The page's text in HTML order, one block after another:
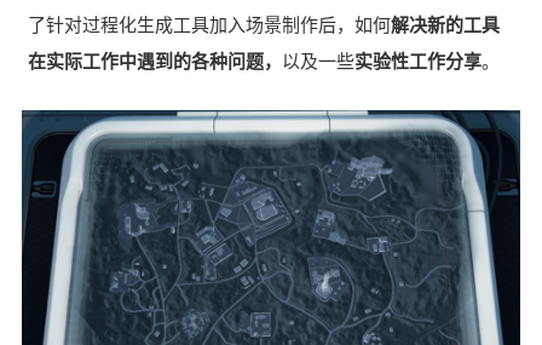
了针对过程化生成工具加入场景制作后，如何解决新的工具
在实际工作中遇到的各种问题， 以及一些实验性工作分享。